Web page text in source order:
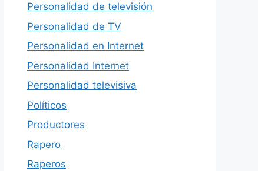
Personalidad de televisión
Personalidad de TV
Personalidad en Internet
Personalidad Internet
Personalidad televisiva
Políticos
Productores
Rapero
Raperos